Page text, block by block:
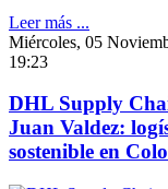
Leer más ...
Miércoles, 05
19:23
DHL Supply
Juan Valdez:
sostenible en